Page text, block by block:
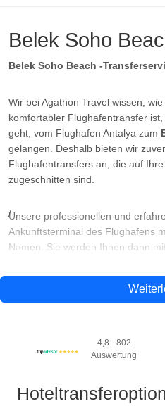
Belek Soho
Belek Soho Beach -
Wir bei Agathon Travel wissen,
komfortabler Flughafentransfer
geht, vom Flughafen Antalya zum
gelangen. Deshalb bieten wir
Flughafentransfers an, die auf
zugeschnitten sind.
Unsere professionellen und
Ankunftsterminal des Flughafens
Namen. Sie werden Ihnen dann
Fahrzeugen zur Auswahl,
und Minivans, je nach Ihrer
Wie lange ist die Transferzeit
Fun&Sun Famıly Belek Soho ?
Die Transferzeit vom Flughafen
4,8 - 802
Auswertung